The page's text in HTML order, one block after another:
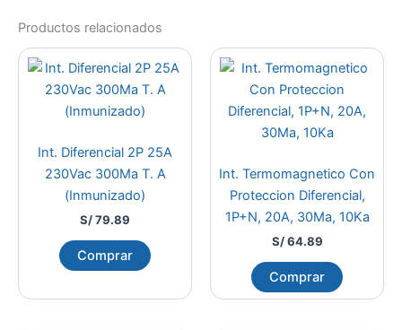
Productos relacionados
Int. Diferencial 2P 25A
230Vac 300Ma T. A
(Inmunizado)
S/79.89
Comprar
Int. Termomagnetico Con
Proteccion Diferencial,
1P+N, 20A, 30Ma, 10Ka
S/64.89
Comprar